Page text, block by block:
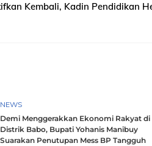
Kembali, Kadin Pendidikan
NEWS
Demi Menggerakkan Ekonomi Rakyat di
Distrik Babo, Bupati Yohanis Manibuy
Suarakan Penutupan Mess BP Tangguh